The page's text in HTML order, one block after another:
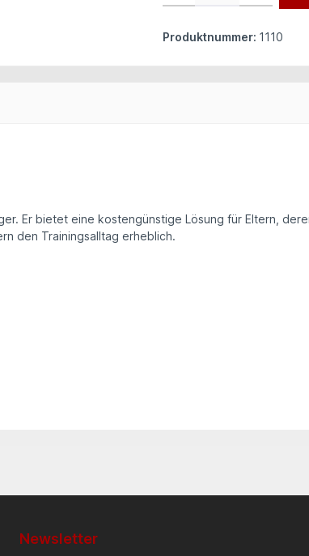
Produktnummer: 1110
Er bietet eine kostengünstige Lösung für Eltern,
den Trainingsalltag erheblich.
Newsletter